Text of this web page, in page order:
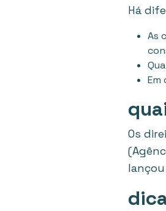
Há
As
Em
Os